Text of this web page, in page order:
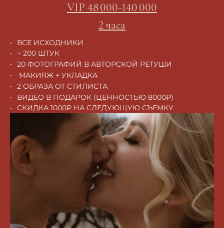
VIP 48 000-140 000
2 часа
ВСЕ ИСХОДНИКИ
~ 200 ШТУК
20 ФОТОГРАФИЙ В АВТОРСКОЙ РЕТУШИ
МАКИЯЖ + УКЛАДКА
2 ОБРАЗА ОТ СТИЛИСТА
ВИДЕО В ПОДАРОК (ЦЕННОСТЬЮ 8000₽)
СКИДКА 1000₽ НА СЛЕДУЮЩУЮ СЪЕМКУ